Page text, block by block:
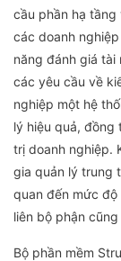
cầu phần hạ tầng
các doanh
năng đánh giá
các yêu cầu về
nghiệp một hệ
lý hiệu quả, đồng
trị doanh nghiệp.
gia quản lý trung
quan đến mức độ
liên bộ phận
Bộ phần mềm